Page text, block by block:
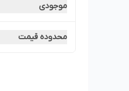
موجودی
محدوده قیمت